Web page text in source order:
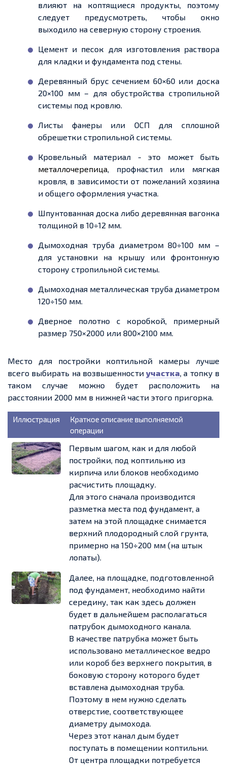
влияют на коптящиеся продукты, поэтому
следует предусмотреть, чтобы окно
выходило на северную сторону строения.
Цемент и песок для изготовления раствора
для кладки и фундамента под стены.
Деревянный брус сечением 60×60 или доска
20×100 мм – для обустройства стропильной
системы под кровлю.
Листы фанеры или ОСП для сплошной
обрешетки стропильной системы.
Кровельный материал - это может быть
металлочерепица , профнастил или мягкая
кровля, в зависимости от пожеланий хозяина
и общего оформления участка.
Шпунтованная доска либо деревянная вагонка
толщиной в 10÷12 мм.
Дымоходная труба диаметром 80÷100 мм –
для установки на крышу или фронтонную
сторону стропильной системы.
Дымоходная металлическая труба диаметром
120÷150 мм.
Дверное полотно с коробкой, примерный
размер 750×2000 или 800×2100 мм.
Место для постройки коптильной камеры лучше
всего выбирать на возвышенностиучастка , а топку в
таком случае можно будет расположить на
расстоянии 2000 мм в нижней части этого пригорка.
Иллюстрация
Краткое описание выполняемой
операции
Первым шагом, как и для любой
постройки, под коптильню из
кирпича или блоков необходимо
расчистить площадку.
Для этого сначала производится
разметка места под фундамент, а
затем на этой площадке снимается
верхний плодородный слой грунта,
примерно на 150÷200 мм (на штык
лопаты).
Далее, на площадке, подготовленной
под фундамент, необходимо найти
середину, так как здесь должен
будет в дальнейшем располагаться
патрубок дымоходного канала.
В качестве патрубка может быть
использовано металлическое ведро
или короб без верхнего покрытия, в
боковую сторону которого будет
вставлена дымоходная труба.
Поэтому в нем нужно сделать
отверстие, соответствующее
диаметру дымохода.
Через этот канал дым будет
поступать в помещении коптильни.
От центра площадки потребуется